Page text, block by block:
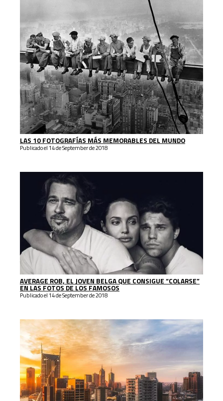
LAS 10 FOTOGRAFÍAS MÁS MEMORABLES DEL MUNDO
Publicado el 14 de September de 2018
AVERAGE ROB, EL JOVEN BELGA QUE CONSIGUE “COLARSE”
EN LAS FOTOS DE LOS FAMOSOS
Publicado el 14 de September de 2018